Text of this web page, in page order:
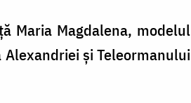
Maria Magdalena, modelul
și Teleormanului